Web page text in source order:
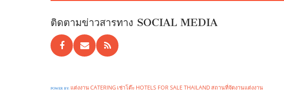
ติดตามข่าวสารทาง SOCIAL MEDIA
POWER BY: แต่งงานCATERING เช่าโต๊ะ HOTELS FOR SALE THAILANDสถานที่จัดงานแต่งงาน